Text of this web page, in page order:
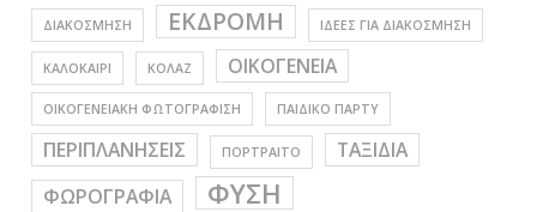
ΔΙΑΚΟΣΜΗΣΗ ΕΚΔΡΟΜΗ ΙΔΕΕΣ ΓΙΑ ΔΙΑΚΟΣΜΗΣΗ
ΚΑΛΟΚΑΙΡΙ ΚΟΛΑΖ ΟΙΚΟΓΕΝΕΙΑ
ΟΙΚΟΓΕΝΕΙΑΚΗ ΦΩΤΟΓΡΑΦΙΣΗ ΠΑΙΔΙΚΟ ΠΑΡΤΥ
ΠΕΡΙΠΛΑΝΗΣΕΙΣ ΠΟΡΤΡΑΙΤΟ
ΤΑΞΙΔΙΑ
ΦΩΡΟΓΡΑΦΙΑ
ΦΥΣΗ